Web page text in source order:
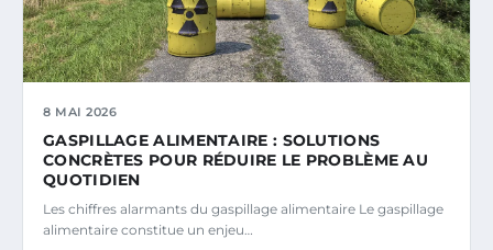
8 MAI 2026
GASPILLAGE ALIMENTAIRE : SOLUTIONS
CONCRÈTES POUR RÉDUIRE LE PROBLÈME AU
QUOTIDIEN
Les chiffres alarmants du gaspillage alimentaire Le gaspillage
alimentaire constitue un enjeu…